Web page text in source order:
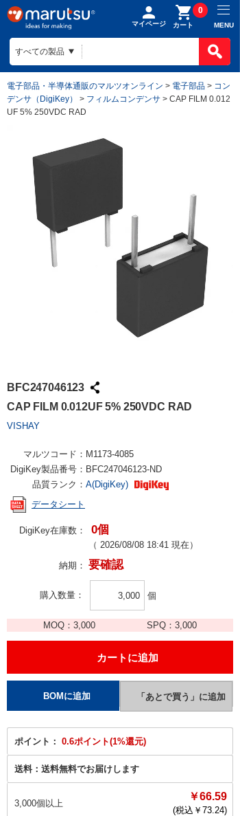
マイページ カート
0
MENU
電子部品・半導体通販のマルツオンライン > 電子部品 > コン
デンサ（DigiKey）
> フィルムコンデンサ > CAP FILM 0.012
UF 5% 250VDC RAD
BFC247046123
CAP FILM 0.012UF 5% 250VDC RAD
VISHAY
マルツコード： M1173-4085
DigiKey製品番号： BFC247046123-ND
品質ランク： A(DigiKey)
データシート
DigiKey在庫数： 0個
（ 2026/08/08 18:41 現在）
納期： 要確認
購入数量 個
MOQ： 3,000 SPQ：3,000
ポイント： 0.6ポイント(1%還元)
送料： 送料無料でお届けします
3,000個以上
￥66.59
(税込￥ 73.24)